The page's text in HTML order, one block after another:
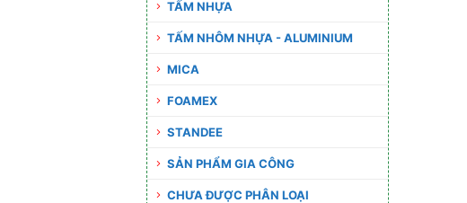
TẤM NHỰA
TẤM NHÔM NHỰA - ALUMINIUM
MICA
FOAMEX
STANDEE
SẢN PHẨM GIA CÔNG
CHƯA ĐƯỢC PHÂN LOẠI